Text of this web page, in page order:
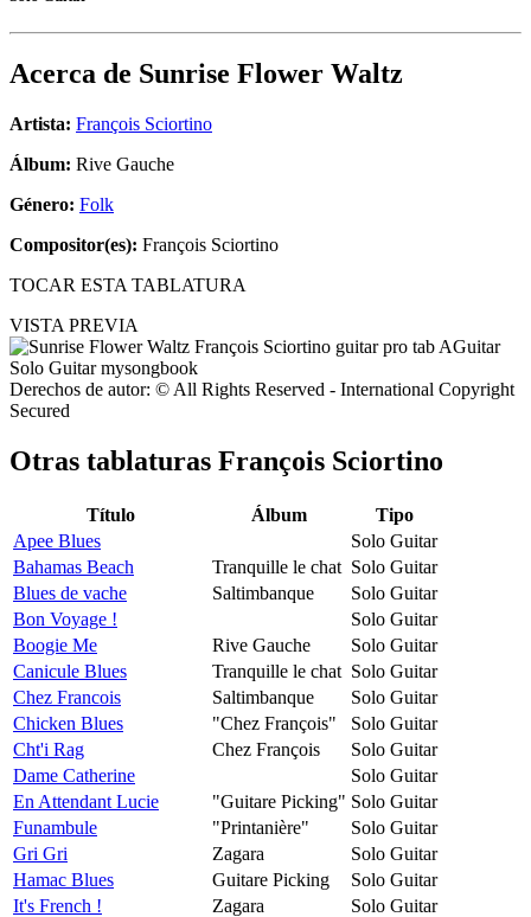
Acerca de Sunrise Flower Waltz
Artista: François Sciortino
Álbum: Rive Gauche
Género: Folk
Compositor(es): François Sciortino
TOCAR ESTA TABLATURA
VISTA PREVIA
Derechos de autor: © All Rights Reserved - International Copyright
Secured
Otras tablaturas François Sciortino
Título Álbum
Tipo
Apee Blues
Solo Guitar
Bahamas Beach
Tranquille le chat Solo Guitar
Blues de vache
Saltimbanque
Solo Guitar
Bon Voyage !
Solo Guitar
Boogie Me
Rive Gauche
Solo Guitar
Canicule Blues
Tranquille le chat Solo Guitar
Chez Francois
Saltimbanque
Solo Guitar
Chicken Blues
"Chez François"
Solo Guitar
Cht'i Rag
Chez François
Solo Guitar
Dame Catherine
Solo Guitar
En Attendant Lucie
"Guitare Picking" Solo Guitar
Funambule
"Printanière"
Solo Guitar
Gri Gri
Zagara
Solo Guitar
Hamac Blues
Guitare Picking
Solo Guitar
It's French !
Zagara
Solo Guitar